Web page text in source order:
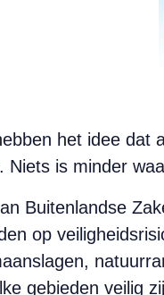
het idee dat
Niets is minder
Buitenlandse
op
gebieden veilig